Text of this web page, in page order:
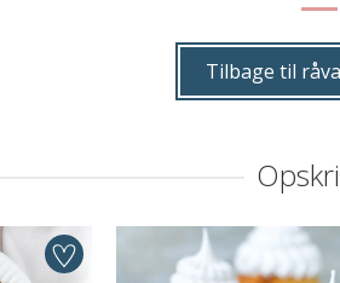
Tilbage til